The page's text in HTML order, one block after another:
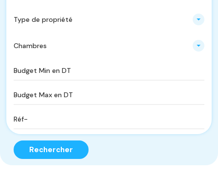
Type de propriété
Chambres
Rechercher